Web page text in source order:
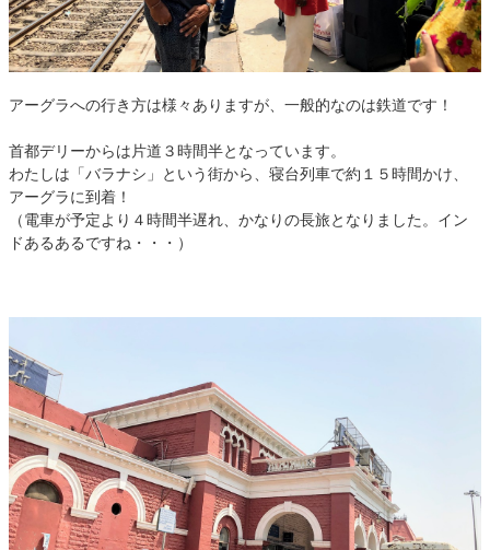
アーグラへの行き方は様々ありますが、一般的なのは鉄道です！
首都デリーからは片道３時間半となっています。
わたしは「バラナシ」という街から、寝台列車で約１５時間かけ、
アーグラに到着！
（電車が予定より４時間半遅れ、かなりの長旅となりました。イン
ドあるあるですね・・・）